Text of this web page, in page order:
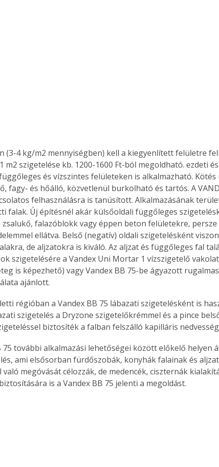
az
Old
új,
egyedi
Bővebb információ itt!
Együtt jobban megéri! A
könyvek tetszőleges
párosítással kedvezményes
áron, 0 Ft postaköltséggel
megrendelhetők!
(3-4 kg/m2 mennyiségben) kell a kiegyenlített felületre
m2 szigetelése kb. 1200-1600 Ft-ból megoldható. ezdeti
és vízszintes felületeken is alkalmazható.
fagy- és hőálló, közvetlenül burkolható és tartós. A
felhasználásra is tanúsított. Alkalmazásának
falak. Új építésnél akár külsőoldali függőleges
falazóblokk vagy éppen beton felületekre,
ellátva. Belső (negatív) oldali szigetelésként
de aljzatokra is kiváló. Az aljzat és függőleges fal
szigetelésére a Vandex Uni Mortar 1 vízszigetelő
is képezhető) vagy Vandex BB 75-be ágyazott
ajánlott.
szigetelés a Dryzone szigetelőkrémmel és a pince
biztosíték a falban felszálló kapilláris
ami elsősorban fürdőszobák, konyhák falainak és
való megóvását célozzák, de medencék, ciszternák
is a Vandex BB 75 jelenti a megoldást.